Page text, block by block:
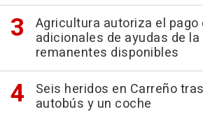
Agricultura autoriza el pago
adicionales de ayudas de la
remanentes disponibles
Seis heridos en Carreño
autobús y un coche